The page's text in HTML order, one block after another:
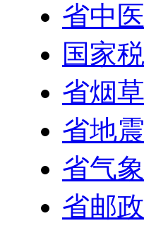
省中
国家
省烟
省地
省气
省邮